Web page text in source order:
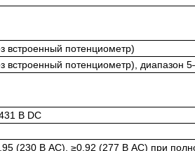
встроенный потенциометр)
встроенный потенциометр), диапазон
В DC
(230 В AC), ≥0,92 (277 В AC) при